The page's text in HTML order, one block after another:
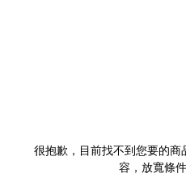
很抱歉，目前找不到您要的
容，放寬條